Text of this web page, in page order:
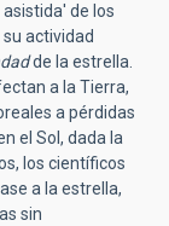
de los
actividad
de la estrella.
a la Tierra,
a pérdidas
el Sol, dada la
los científicos
a la estrella,
sin